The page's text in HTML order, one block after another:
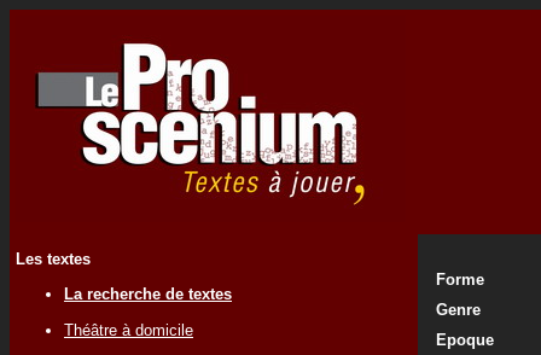
Les textes
La recherche de textes
Théâtre à domicile
Forme
Genre
Epoque